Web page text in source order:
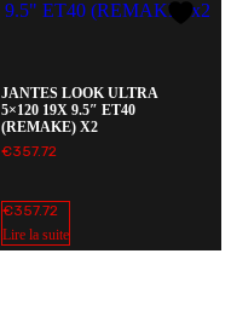
JANTES LOOK ULTRA
5×120 19X 9.5″ ET40
(REMAKE) X2
€357.72
€357.72
Lire la suite